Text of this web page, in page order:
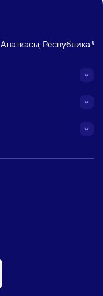
Анаткасы, Республика